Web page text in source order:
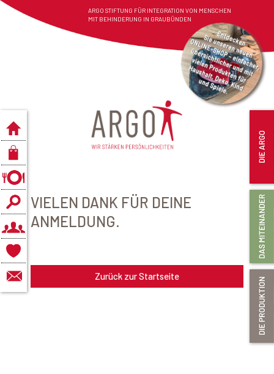
ARGO STIFTUNG FÜR INTEGRATION VON MENSCHEN
MIT BEHINDERUNG IN GRAUBÜNDEN
VIELEN DANK FÜR DEINE
ANMELDUNG.
Zurück zur Startseite